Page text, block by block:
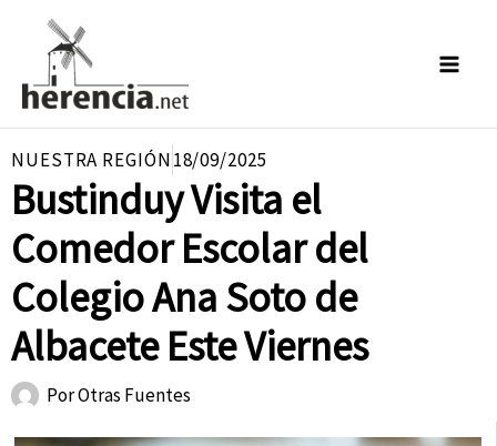
contenido
NUESTRA REGIÓN18/09/2025
Bustinduy Visita el
Comedor Escolar del
Colegio Ana Soto de
Albacete Este Viernes
PorOtras Fuentes